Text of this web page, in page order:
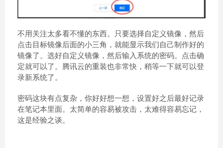
不用关注太多看不懂的东西。只要选择自定义镜像，然后
点击目标镜像后面的小三角，就能显示我们自己制作好的
镜像了。选好自定义镜像，然后输入系统的密码。点击确
定就可以了。腾讯云的重装也非常快，稍等一下就可以登
录新系统了。
密码这块有点复杂，你好好想一想，设置好之后最好记录
在笔记本里面。太简单的容易被攻击，太难得容易忘记，
这是经验之谈。